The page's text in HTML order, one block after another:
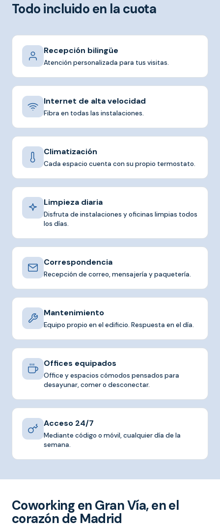
Todo incluido en la cuota
Recepción bilingüe
Atención personalizada para tus visitas.
Internet de alta velocidad
Fibra en todas las instalaciones.
Climatización
Cada espacio cuenta con su propio termostato.
Limpieza diaria
Disfruta de instalaciones y oficinas limpias todos
los días.
Correspondencia
Recepción de correo, mensajería y paquetería.
Mantenimiento
Equipo propio en el edificio. Respuesta en el día.
Offices equipados
Office y espacios cómodos pensados para
desayunar, comer o desconectar.
Acceso 24/7
Mediante código o móvil, cualquier día de la
semana.
Coworking en Gran Vía, en el
corazón de Madrid